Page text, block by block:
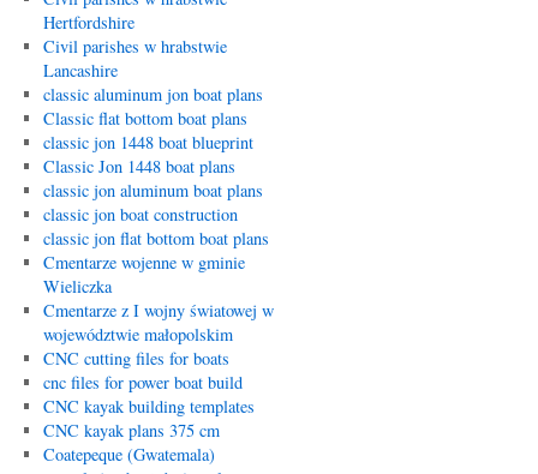
Hertfordshire
Civil parishes w hrabstwie
Lancashire
classic aluminum jon boat plans
Classic flat bottom boat plans
classic jon 1448 boat blueprint
Classic Jon 1448 boat plans
classic jon aluminum boat plans
classic jon boat construction
classic jon flat bottom boat plans
Cmentarze wojenne w gminie
Wieliczka
Cmentarze z I wojny światowej w
województwie małopolskim
CNC cutting files for boats
cnc files for power boat build
CNC kayak building templates
CNC kayak plans 375 cm
Coatepeque (Gwatemala)